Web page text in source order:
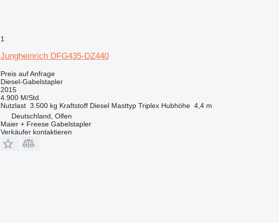
1
Jungheinrich DFG435-DZ440
Preis auf Anfrage
Diesel-Gabelstapler
2015
4.900 M/Std.
Nutzlast 3.500 kg Kraftstoff Diesel Masttyp Triplex Hubhöhe 4,4 m
Deutschland, Olfen
Maier + Freese Gabelstapler
Verkäufer kontaktieren